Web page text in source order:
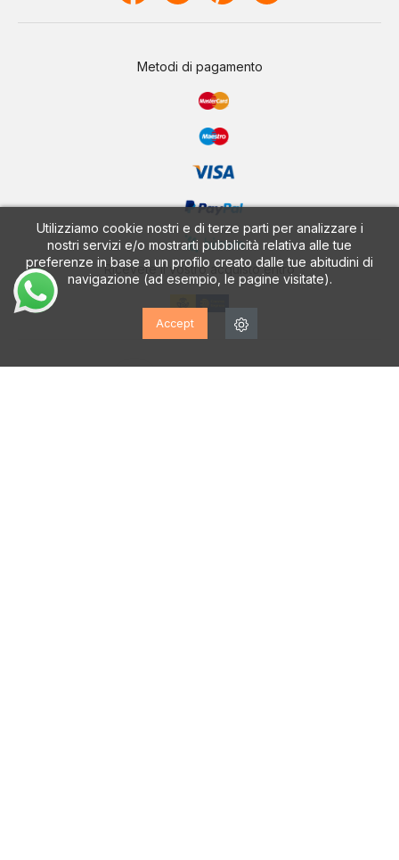
Utilizziamo cookie nostri e di terze parti per analizzare i
nostri servizi e/o mostrarti pubblicità relativa alle tue
preferenze in base a un profilo creato dalle tue abitudini di
navigazione (ad esempio, le pagine visitate).
Accept
Metodi di pagamento
Ricevete il vostro acquisto entro